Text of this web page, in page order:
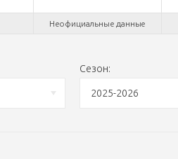
Неофициальные данные
Сезон:
2025-2026